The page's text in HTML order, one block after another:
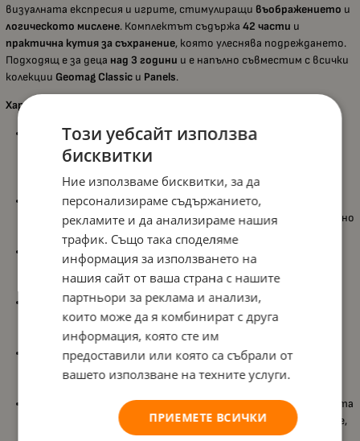
визуалната експресия и игрите, стимулиращи въображението и
логическото мислене. Комплектът съдържа 42 части и
практична кутия за съхранение, която улеснява подреждането.
Подходящ е за деца над 3 години и е напълно съвместим с всички
колекции Geomag Classic и Panels.
Характеристики:
Включва42 елемента, които позволяват създаване на
разнообразни фигури и триизмерни конструкции,
мислене;
Съдържамагнитни пръчки , стоманени сфери и панели,
които благодарение на мощните магнити се свързват лесно
и осигуряватстабилниизабавниконструкции;
практична кутия за съхранение
организацията и улеснява прибирането на частите след
Подобрявафината моторика,координацията око–ръка
концентрацията, като съчетава игра и обучение по
естествен начин;
Стимулира децата да прилагатреални уменияв игрови
ситуации, като решаване на проблеми и конструиране на
100% рециклирана пластмаса, а опаковката
е направена от 80% регенериран PET – екологично решение,
планетата;
Този уебсайт използва
бисквитки
Ние използваме бисквитки, за да
персонализираме съдържанието,
рекламите и да анализираме нашия
трафик. Също така споделяме
информация за използването на
нашия сайт от ваша страна с нашите
партньори за реклама и анализи,
които може да я комбинират с друга
информация, която сте им
предоставили или която са събрали от
вашето използване на техните услуги.
ПРИЕМЕТЕ ВСИЧКИ